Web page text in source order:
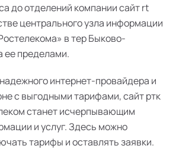
до отделений компании сайт rt
центрального узла информации
в тер Быково-
ее пределами.
интернет-провайдера и
с выгодными тарифами, сайт ртк
станет исчерпывающим
и услуг. Здесь можно
тарифы и оставлять заявки.